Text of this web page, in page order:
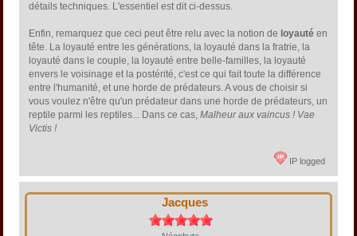
détails techniques. L'essentiel est dit ci-dessus.
Enfin, remarquez que ceci peut être relu avec la notion de loyauté en
tête. La loyauté entre les générations, la loyauté dans la fratrie, la
loyauté dans le couple, la loyauté entre belle-familles, la loyauté
envers le voisinage et la postérité, c'est ce qui fait toute la différence
entre l'humanité, et une horde de prédateurs. A vous de choisir si
vous voulez n'être qu'un prédateur dans une horde de prédateurs, un
reptile parmi les reptiles... Dans ce cas,Malheur aux vaincus ! Vae
Victis !
IP logged
Jacques